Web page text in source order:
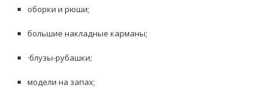
оборки и рюши;
большие накладные карманы;
·блузы-рубашки;
модели на запах;